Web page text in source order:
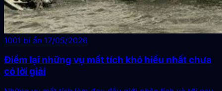
1001 bí ẩn 17/05/2026
Điểm lại những vụ mất tích khó hiểu nhất chưa
có lời giải